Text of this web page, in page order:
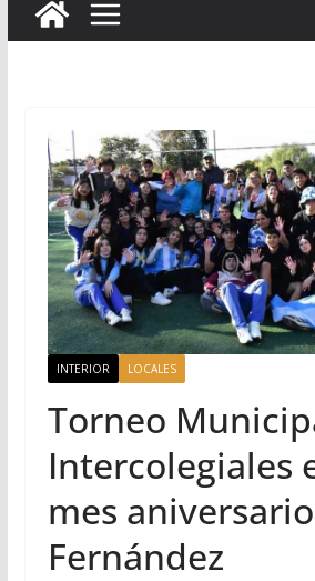
INTERIOR LOCALES
Torneo
Intercolegiales
mes
Fernández